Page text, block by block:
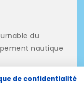
du
nautique
de confidentialité